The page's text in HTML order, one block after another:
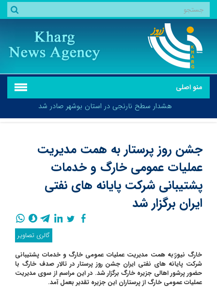
منو اصلی
هشدار سطح نارنجی در استان بوشهر صادر شد
هشدار سطح نارنجی در استان بوشهر صادر شد
جشن روز پرستار به همت مدیریت
عملیات عمومی خارگ و خدمات
پشتیبانی شرکت پایانه های نفتی
ایران برگزار شد
خارگ نیوز:به همت مدیریت عملیات عمومی خارگ و خدمات پشتیبانی
شرکت پایانه های نفتی ایران جشن روز پرستار در تالار صدف خارگ با
حضور پرشور اهالی جزیره خارگ برگزار شد. در این مراسم از سوی مدیریت
عملیات عمومی خارگ از پرستاران این جزیره تقدیر بعمل آمد.
گالری تصاویر